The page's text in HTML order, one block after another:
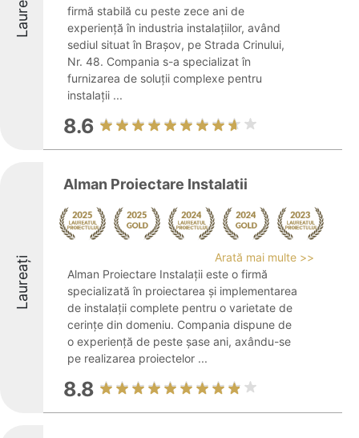
firmă stabilă cu peste zece ani de
experiență în industria instalațiilor, având
sediul situat în Brașov, pe Strada Crinului,
Nr. 48. Compania s-a specializat în
furnizarea de soluții complexe pentru
instalații ...
8.6
Laureați
Alman Proiectare Instalatii
Arată mai multe >>
Alman Proiectare Instalații este o firmă
specializată în proiectarea și implementarea
de instalații complete pentru o varietate de
cerințe din domeniu. Compania dispune de
o experiență de peste șase ani, axându-se
pe realizarea proiectelor ...
8.8